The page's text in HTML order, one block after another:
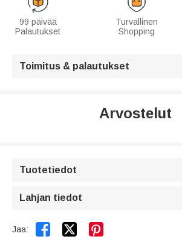
99 päivää
Palautukset
Turvallinen
Shopping
Toimitus & palautukset
Arvostelut
Tuotetiedot
Lahjan tiedot
Jaa:  